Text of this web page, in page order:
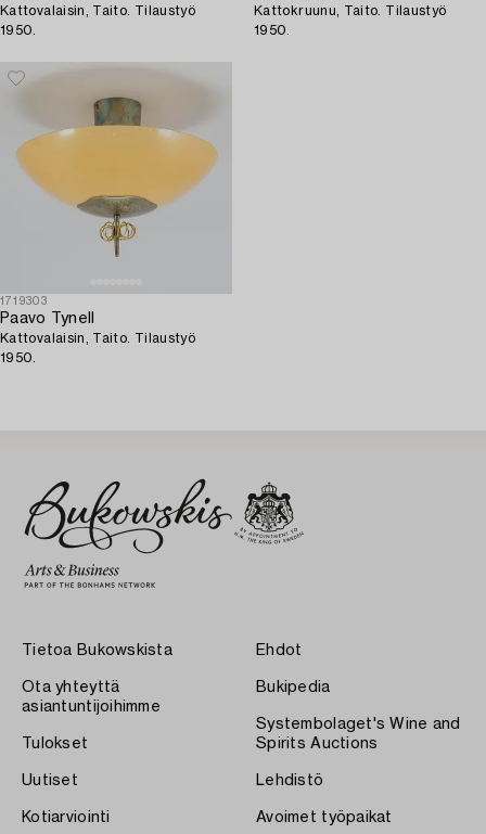
Kattovalaisin, Taito. Tilaustyö
1950.
Kattokruunu, Taito. Tilaustyö
1950.
1719303
Paavo Tynell
Kattovalaisin, Taito. Tilaustyö
1950.
Tietoa Bukowskista
Ota yhteyttä
asiantuntijoihimme
Tulokset
Uutiset
Kotiarviointi
Ehdot
Bukipedia
Systembolaget's Wine and
Spirits Auctions
Lehdistö
Avoimet työpaikat